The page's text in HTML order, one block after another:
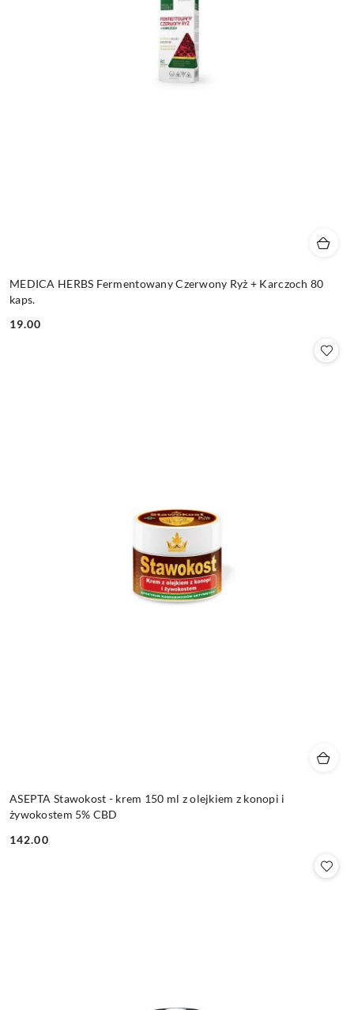
MEDICA HERBS Fermentowany Czerwony Ryż + Karczoch 80
kaps.
Cena:
19.00
ASEPTA Stawokost - krem 150 ml z olejkiem z konopi i
żywokostem 5% CBD
Cena:
142.00